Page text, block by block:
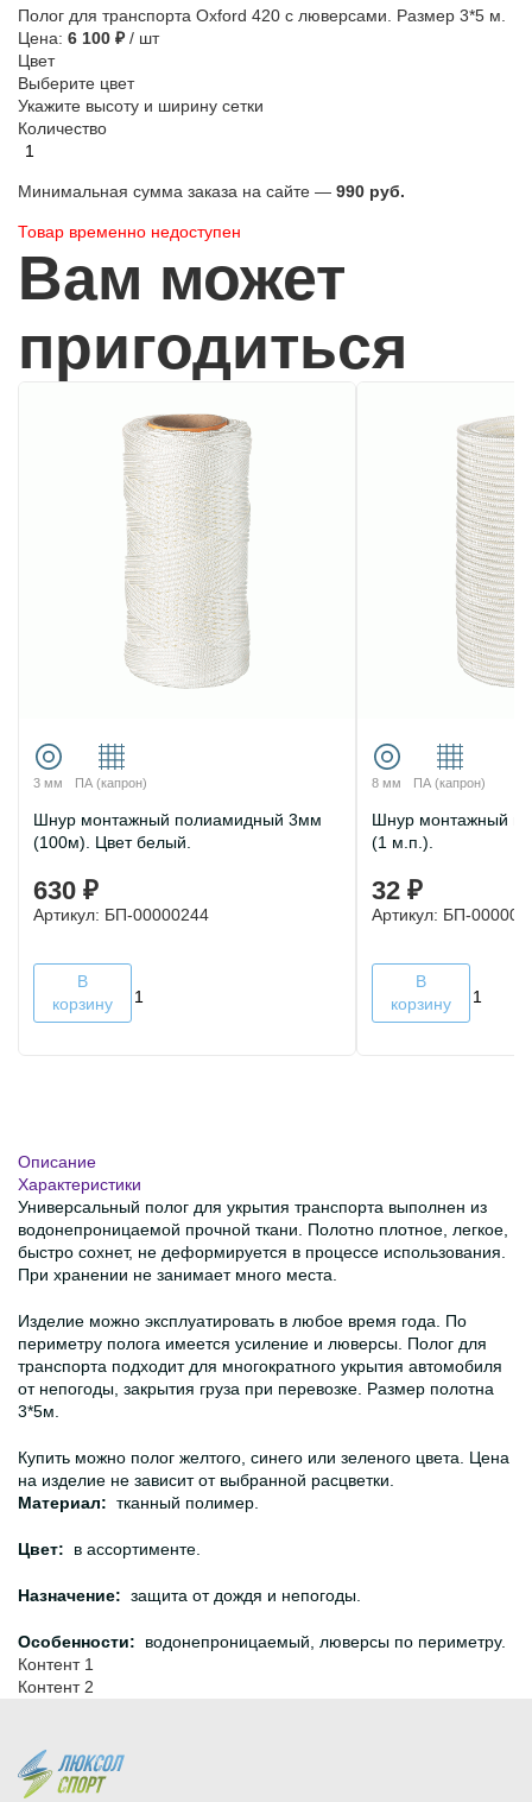
Полог для транспорта Oxford 420 с люверсами. Размер 3*5 м.
Цена: 6 100 ₽/ шт
Цвет
Выберите цвет
Укажите высоту и ширину сетки
Количество
Минимальная сумма заказа на сайте — 990 руб.
Товар временно недоступен
Описание
Характеристики
Универсальный полог для укрытия транспорта выполнен из
водонепроницаемой прочной ткани. Полотно плотное, легкое,
быстро сохнет, не деформируется в процессе использования.
При хранении не занимает много места.
Изделие можно эксплуатировать в любое время года. По
периметру полога имеется усиление и люверсы. Полог для
транспорта подходит для многократного укрытия автомобиля
от непогоды, закрытия груза при перевозке. Размер полотна
3*5м.
Купить можно полог желтого, синего или зеленого цвета. Цена
на изделие не зависит от выбранной расцветки.
Материал: тканный полимер.
Цвет: в ассортименте.
Назначение: защита от дождя и непогоды.
Особенности: водонепроницаемый, люверсы по периметру.
Контент 1
Контент 2
Вам может
пригодиться
3 мм ПА (капрон)
Шнур монтажный полиамидный 3мм
(100м). Цвет белый.
630 ₽
Артикул: БП-00000244
В
корзину
8 мм ПА (капрон)
Шнур монтажный
(1 м.п.).
32 ₽
Артикул: БП-
В
корзину